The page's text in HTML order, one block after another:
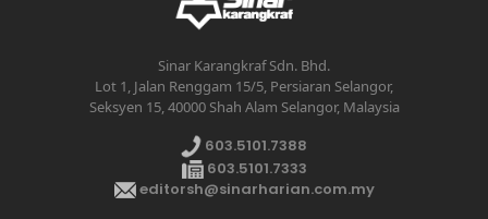
Sinar Karangkraf Sdn. Bhd.
Lot 1, Jalan Renggam 15/5, Persiaran Selangor,
Seksyen 15, 40000 Shah Alam Selangor, Malaysia
603.5101.7388
603.5101.7333
editorsh@sinarharian.com.my